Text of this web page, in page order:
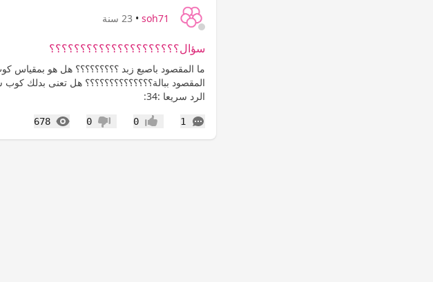
soh71
• 23 سنة
سؤال؟؟؟؟؟؟؟؟؟؟؟؟؟؟؟؟؟؟؟؟؟
ما المقصود باصبع زبد ؟؟؟؟؟؟؟؟؟ هل هو بمقياس
المقصود ببالة؟؟؟؟؟؟؟؟؟؟؟؟؟؟ هل تعنى بدلك
الرد سريعا :34:
1
التعليقات إعجاب0 عدم إعجاب
0
678
المشاهدات